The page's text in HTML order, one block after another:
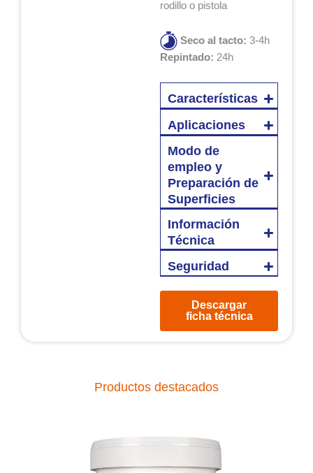
rodillo o pistola
Seco al tacto: 3-4h
Repintado: 24h
Características
Aplicaciones
Modo de
empleo y
Preparación de
Superficies
Información
Técnica
Seguridad
Descargar
ficha técnica
Productos destacados